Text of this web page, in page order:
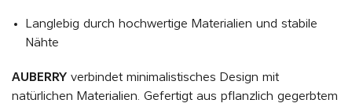
Langlebig durch hochwertige Materialien und stabile
Nähte
AUBERRY verbindet minimalistisches Design mit
natürlichen Materialien. Gefertigt aus pflanzlich gegerbtem